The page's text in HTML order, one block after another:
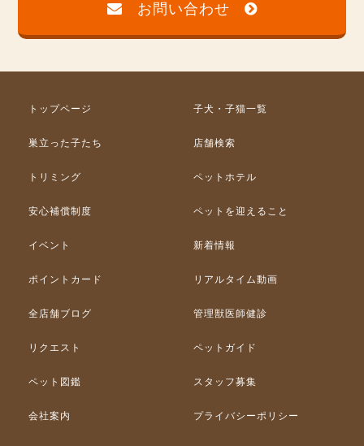
お問い合わせ
トップページ 子犬・子猫一覧
巣立った子たち 店舗検索
トリミング ペットホテル
安心補償制度 ペットを迎えること
イベント 新着情報
ポイントカード リアルタイム動画
全店舗ブログ 管理獣医師健診
リクエスト ペットガイド
ペット図鑑 スタッフ募集
会社案内 プライバシーポリシー